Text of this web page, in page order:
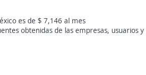
es de $ 7,146 al mes
obtenidas de las empresas, usuarios